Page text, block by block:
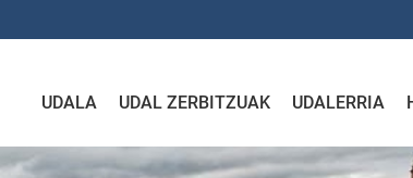
UDALA UDAL ZERBITZUAK UDALERRIA